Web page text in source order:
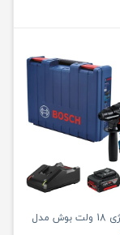
بتن کن شارژی 18 ولت بوش مدل